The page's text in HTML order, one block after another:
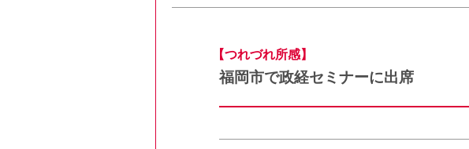
【つれづれ所感】
福岡市で政経セミナーに出席